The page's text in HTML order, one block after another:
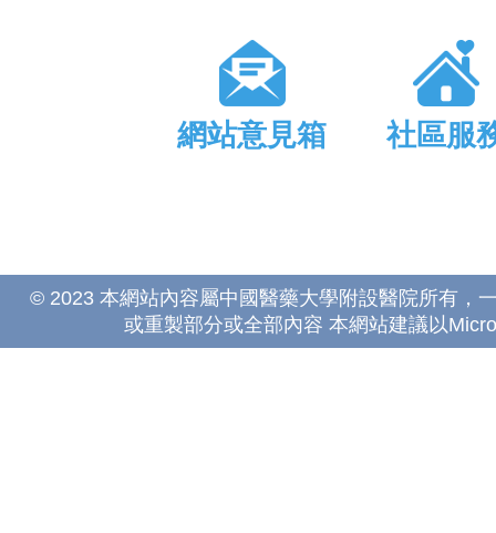
網站意見箱 社區服
© 2023 本網站內容屬中國醫藥大學附設醫院所有，
或重製部分或全部內容 本網站建議以